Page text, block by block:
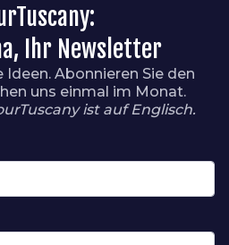
Ihr Newsletter
Ideen. Abonnieren Sie den
uns einmal im Monat.
ist auf Englisch.